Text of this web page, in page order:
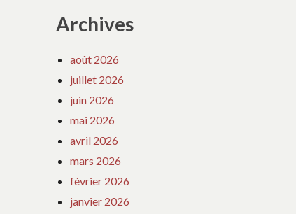
Archives
août 2026
juillet 2026
juin 2026
mai 2026
avril 2026
mars 2026
février 2026
janvier 2026